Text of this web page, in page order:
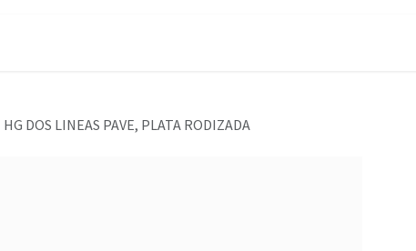
HG DOS LINEAS PAVE, PLATA RODIZADA